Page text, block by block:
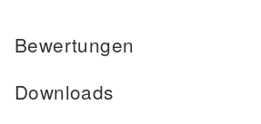
Bewertungen
Downloads